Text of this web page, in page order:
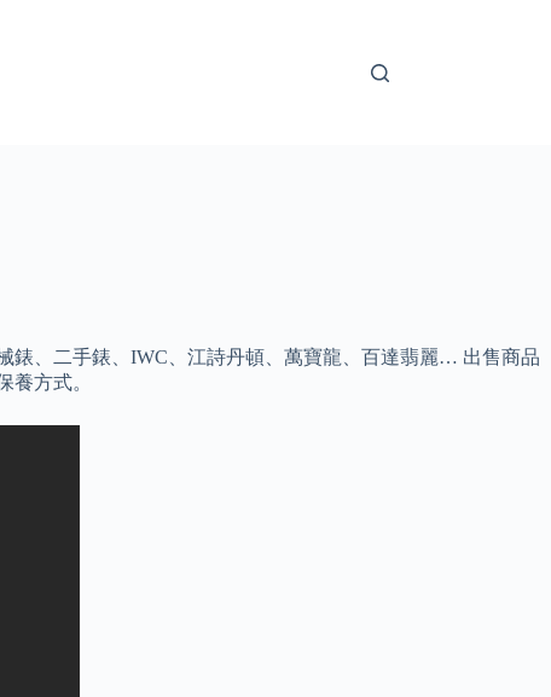
錶、二手錶、IWC、江詩丹頓、萬寶龍、百達翡麗… 出售商品
養方式。